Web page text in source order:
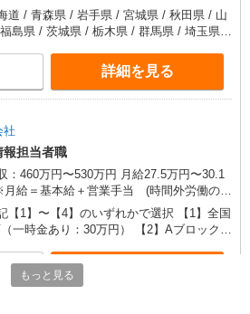
、経験値、面談評価を総合的に判断し決
当付与 単身赴任の場合、1ヶ月に1回の帰
給
道 / 青森県 / 岩手県 / 宮城県 / 秋田県 / 山
島県 / 茨城県 / 栃木県 / 群馬県 / 埼玉県 /
井県 / 山梨県 / 長野県 / 岐阜県 / 静岡県 / 愛
重県 / 滋賀県 / 京都府 / 大阪府 / 兵庫県 /
/ 和歌山県 / 鳥取県 / 島根県 / 岡山県 / 広島
賀県 / 長崎県 / 熊本県 / 大分県 / 宮崎県 /
全国各地に勤務地がございま
地につきましては最大限ご希望を考慮し
ていきますが、 状況によりご希望に沿え
がありますのであらかじめご了承下さ
る場所】
詳細を見る
社
報担当者職
460万円〜530万円 月給27.5万円〜30.1
給＝基本給＋営業手当 (時間外労働の有
わらず20時間分の時間外手当として支給)
能力等を考慮し、当社規定により優遇し
賞与 年2回（基本給の4.2ヶ月を基準とす
により変動あり） 給与改定 年1回 外勤日
勤した場合、規定により給与とは別に支給
借上社宅制度あり
【1】〜【4】のいずれかで選択 【1】全国
一時金あり：30万円） 【2】Aブロック
10万円） 【3】【2】と同等の配属可能都道
※約20都道府県（一時金あり：10万円）
もっと見る